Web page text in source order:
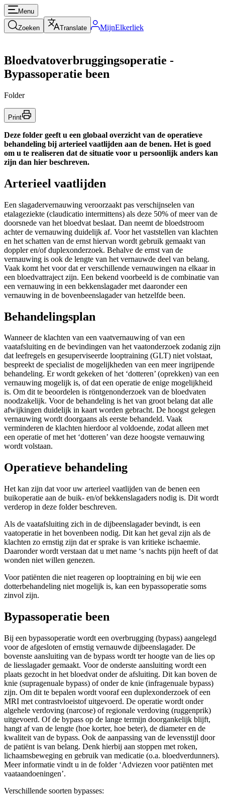
Menu
Zoeken Translate MijnElkerliek
Bloedvatoverbruggingsoperatie -
Bypassoperatie been
Folder
Print
Deze folder geeft u een globaal overzicht van de operatieve
behandeling bij arterieel vaatlijden aan de benen. Het is goed
om u te realiseren dat de situatie voor u persoonlijk anders kan
zijn dan hier beschreven.
Arterieel vaatlijden
Een slagadervernauwing veroorzaakt pas verschijnselen van
etalageziekte (claudicatio intermittens) als deze 50% of meer van de
doorsnede van het bloedvat beslaat. Dan neemt de bloedstroom
achter de vernauwing duidelijk af. Voor het vaststellen van klachten
en het schatten van de ernst hiervan wordt gebruik gemaakt van
doppler en/of duplexonderzoek. Behalve de ernst van de
vernauwing is ook de lengte van het vernauwde deel van belang.
Vaak komt het voor dat er verschillende vernauwingen na elkaar in
een bloedvattraject zijn. Een bekend voorbeeld is de combinatie van
een vernauwing in een bekkenslagader met daaronder een
vernauwing in de bovenbeenslagader van hetzelfde been.
Behandelingsplan
Wanneer de klachten van een vaatvernauwing of van een
vaatafsluiting en de bevindingen van het vaatonderzoek zodanig zijn
dat leefregels en gesuperviseerde looptraining (GLT) niet volstaat,
bespreekt de specialist de mogelijkheden van een meer ingrijpende
behandeling. Er wordt gekeken of het ‘dotteren’ (oprekken) van een
vernauwing mogelijk is, of dat een operatie de enige mogelijkheid
is. Om dit te beoordelen is röntgenonderzoek van de bloedvaten
noodzakelijk. Voor de behandeling is het van groot belang dat alle
afwijkingen duidelijk in kaart worden gebracht. De hoogst gelegen
vernauwing wordt doorgaans als eerste behandeld. Vaak
verminderen de klachten hierdoor al voldoende, zodat alleen met
een operatie of met het ‘dotteren’ van deze hoogste vernauwing
wordt volstaan.
Operatieve behandeling
Het kan zijn dat voor uw arterieel vaatlijden van de benen een
buikoperatie aan de buik- en/of bekkenslagaders nodig is. Dit wordt
verderop in deze folder beschreven.
Als de vaatafsluiting zich in de dijbeenslagader bevindt, is een
vaatoperatie in het bovenbeen nodig. Dit kan het geval zijn als de
klachten zo ernstig zijn dat er sprake is van kritieke ischaemie.
Daaronder wordt verstaan dat u met name ‘s nachts pijn heeft of dat
wonden niet willen genezen.
Voor patiënten die niet reageren op looptraining en bij wie een
dotterbehandeling niet mogelijk is, kan een bypassoperatie soms
zinvol zijn.
Bypassoperatie been
Bij een bypassoperatie wordt een overbrugging (bypass) aangelegd
voor de afgesloten of ernstig vernauwde dijbeenslagader. De
bovenste aansluiting van de bypass wordt ter hoogte van de lies op
de liesslagader gemaakt. Voor de onderste aansluiting wordt een
plaats gezocht in het bloedvat onder de afsluiting. Dit kan boven de
knie (supragenuale bypass) of onder de knie (infragenuale bypass)
zijn. Om dit te bepalen wordt vooraf een duplexonderzoek of een
MRI met contrastvloeistof uitgevoerd. De operatie wordt onder
algehele verdoving (narcose) of regionale verdoving (ruggenprik)
uitgevoerd. Of de bypass op de lange termijn doorgankelijk blijft,
hangt af van de lengte (hoe korter, hoe beter), de diameter en de
kwaliteit van de bypass. Ook de aanpassing van de levensstijl door
de patiënt is van belang. Denk hierbij aan stoppen met roken,
lichaamsbeweging en gebruik van medicatie (o.a. bloedverdunners).
Meer informatie vindt u in de folder ‘Adviezen voor patiënten met
vaataandoeningen’.
Verschillende soorten bypasses: